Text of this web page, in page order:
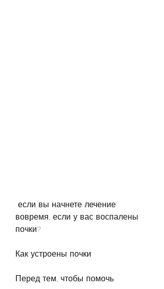
вовремя, если у вас воспалены
почки?
Как устроены почки
Перед тем, чтобы помочь